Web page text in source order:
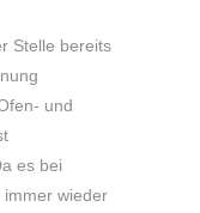
Stelle bereits
und
es bei
wieder